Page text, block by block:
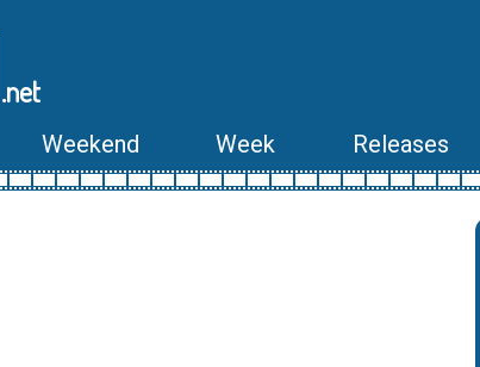
.net
Weekend Week Releases